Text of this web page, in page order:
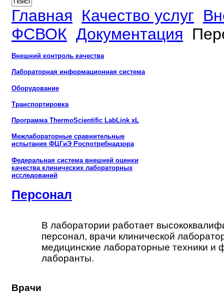
Главная Качество услуг
ФСВОК Документация
Внешний контроль качества
Лабораторная информационная система
Оборудование
Транспортировка
Программа ThermoScientific LabLink xL
Межлабораторные сравнительные
испытания ФЦГиЭ Роспотребнадзора
Федеральная система внешней оценки
качества клинических лабораторных
исследований
Персонал
В лаборатории работает
персонал, врачи клинической
медицинские лабораторные техники и
лаборанты.
Врачи